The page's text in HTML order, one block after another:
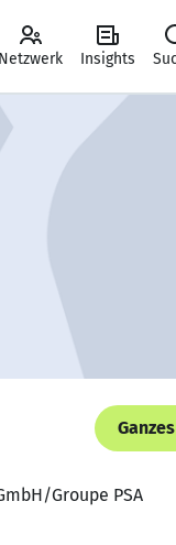
Netzwerk Insights
Groupe PSA